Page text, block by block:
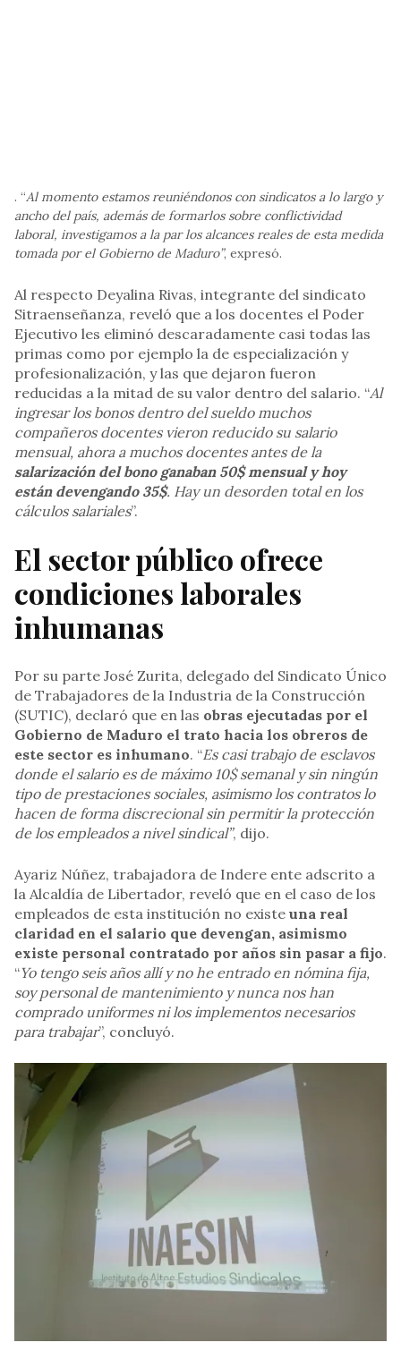
. “Al momento estamos reuniéndonos con sindicatos a lo largo y
ancho del país, además de formarlos sobre conflictividad
laboral, investigamos a la par los alcances reales de esta medida
tomada por el Gobierno de Maduro”, expresó.
Al respecto Deyalina Rivas, integrante del sindicato
Sitraenseñanza, reveló que a los docentes el Poder
Ejecutivo les eliminó descaradamente casi todas las
primas como por ejemplo la de especialización y
profesionalización, y las que dejaron fueron
reducidas a la mitad de su valor dentro del salario. “Al
ingresar los bonos dentro del sueldo muchos
compañeros docentes vieron reducido su salario
mensual, ahora a muchos docentes antes de la
salarización del bono ganaban 50$ mensual y hoy
están devengando 35$. Hay un desorden total en los
cálculos salariales”.
El sector público ofrece
condiciones laborales
inhumanas
Por su parte José Zurita, delegado del Sindicato Único
de Trabajadores de la Industria de la Construcción
(SUTIC), declaró que en las obras ejecutadas por el
Gobierno de Maduro el trato hacia los obreros de
este sector es inhumano. “Es casi trabajo de esclavos
donde el salario es de máximo 10$ semanal y sin ningún
tipo de prestaciones sociales, asimismo los contratos lo
hacen de forma discrecional sin permitir la protección
de los empleados a nivel sindical”, dijo.
Ayariz Núñez, trabajadora de Indere ente adscrito a
la Alcaldía de Libertador, reveló que en el caso de los
empleados de esta institución no existe una real
claridad en el salario que devengan, asimismo
existe personal contratado por años sin pasar a fijo.
“Yo tengo seis años allí y no he entrado en nómina fija,
soy personal de mantenimiento y nunca nos han
comprado uniformes ni los implementos necesarios
para trabajar”, concluyó.